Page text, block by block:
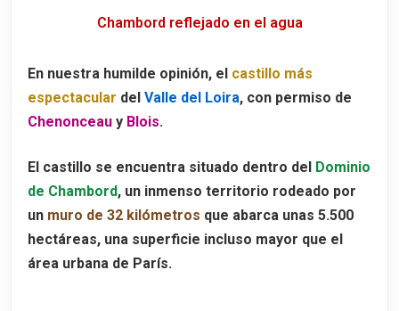
Chambord reflejado en el agua
En nuestra humilde opinión, el castillo más
espectacular del Valle del Loira, con permiso de
Chenonceau y Blois.
El castillo se encuentra situado dentro del
Dominio
de Chambord, un inmenso territorio rodeado por
un muro de 32 kilómetros que abarca unas 5.500
hectáreas, una superficie incluso mayor que el
área urbana de París.